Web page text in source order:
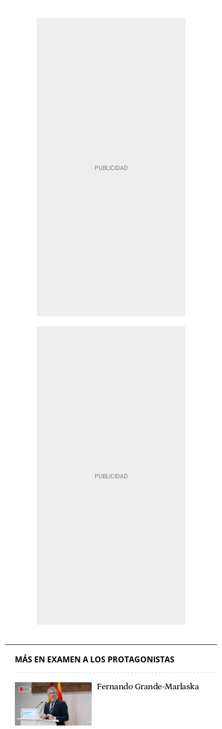
MÁS EN EXAMEN A LOS PROTAGONISTAS
Fernando Grande-Marlaska